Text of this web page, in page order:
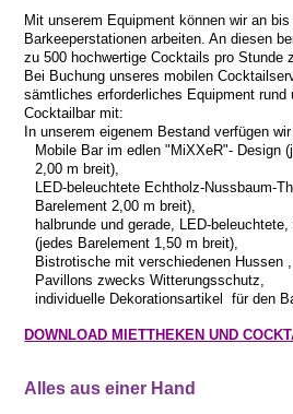
LEISTUNGEN
IMPRESSIONEN
Mit unserem Equipment können wir an
Barkeeperstationen arbeiten. An diesen
zu 500 hochwertige Cocktails pro Stunde
Bei Buchung unseres mobilen
sämtliches erforderliches Equipment rund
Cocktailbar mit:
In unserem eigenem Bestand verfügen
Mobile Bar im edlen "MiXXeR"- Design
2,00 m breit),
LED-beleuchtete Echtholz-Nussbaum-
Barelement 2,00 m breit),
halbrunde und gerade, LED-
(jedes Barelement 1,50 m breit),
Bistrotische mit verschiedenen Hussen ,
Pavillons zwecks Witterungsschutz,
individuelle Dekorationsartikel für den
DOWNLOAD MIETTHEKEN UND
Alles aus einer Hand